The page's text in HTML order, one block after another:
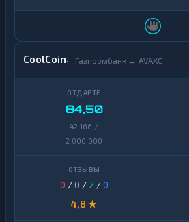
CoolCoin Газпромбанк ↔ AVAXC
84,50
42 166 /
2 000 000
0 / 0 / 2 /0
4,8 ★